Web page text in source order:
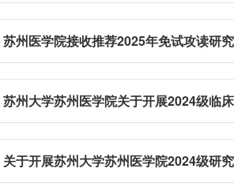
苏州医学院接收推荐2025年免试攻读研
关于开展苏州大学苏州医学院2024级研